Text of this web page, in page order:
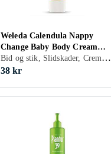
Weleda Calendula Nappy
Change Baby Body Cream
75ml
Bid og stik, Slidskader, Creme, 75 ml/g
38 kr